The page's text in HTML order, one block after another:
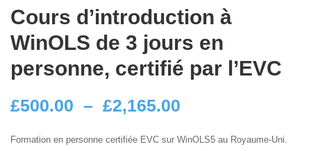
Cours d’introduction à
WinOLS de 3 jours en
personne, certifié par l’EVC
£500.00 – £2,165.00
de
Formation en personne certifiée EVC sur WinOLS5 au Royaume-Uni.